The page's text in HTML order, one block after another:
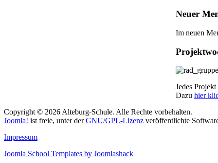
Neuer
Im neuen
Jedes
Dazu hier
Copyright © 2026 Alteburg-Schule. Alle Rechte vorbehalten.
Joomla! ist freie, unter derGNU/GPL-Lizenz veröffentlichte
Impressum
Joomla School Templates by Joomlashack